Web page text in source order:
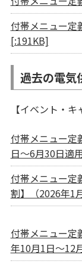
付帯メニュー定
[:191KB]
過去の電気
【イベント・キ
付帯メニュー定
日～6月30日適
付帯メニュー定
割】（2026年1
付帯メニュー定
年10月1日～12